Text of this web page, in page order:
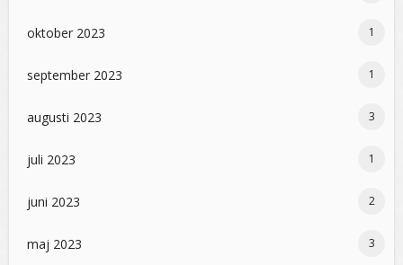
oktober 2023 1
september 2023 1
augusti 2023 3
juli 2023 1
juni 2023 2
maj 2023 3